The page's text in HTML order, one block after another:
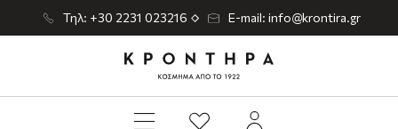
Τηλ: +30 2231 023216 E-mail: info@krontira.gr